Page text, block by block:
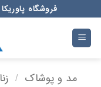
to
content
فروشگاه
مد و پوشاک /